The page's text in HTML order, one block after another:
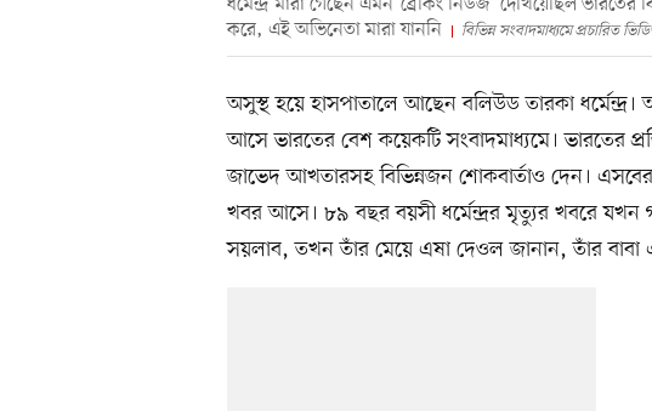
করে, এই অভিনেতা মারা যাননি
বিভিন্ন সংবাদমাধ্যমে প্রচারিত
অসুস্থ হয়ে হাসপাতালে আছেন বলিউড তারকা
আসে ভারতের বেশ কয়েকটি সংবাদমাধ্যমে। ভারতের
জাভেদ আখতারসহ বিভিন্নজন শোকবার্তাও দেন।
খবর আসে। ৮৯ বছর বয়সী ধর্মেন্দ্রর মৃত্যুর খবরে যখন
সয়লাব, তখন তাঁর মেয়ে এষা দেওল জানান, তাঁর